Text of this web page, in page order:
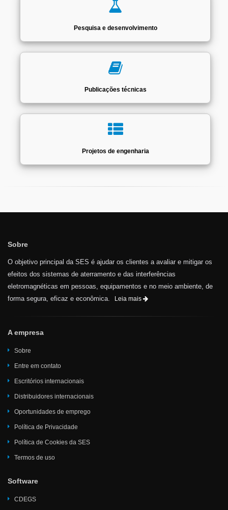
Pesquisa e desenvolvimento
Publicações técnicas
Projetos de engenharia
Sobre
O objetivo principal da SES é ajudar os clientes a avaliar e mitigar os
efeitos dos sistemas de aterramento e das interferências
eletromagnéticas em pessoas, equipamentos e no meio ambiente, de
forma segura, eficaz e econômica.
Leia mais
A empresa
Sobre
Entre em contato
Escritórios internacionais
Distribuidores internacionais
Oportunidades de emprego
Política de Privacidade
Política de Cookies da SES
Termos de uso
Software
CDEGS